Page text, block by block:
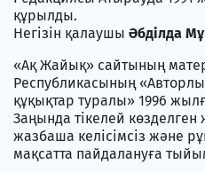
құрылды.
Негізін қалаушы Әбділда
«Ақ Жайық» сайтының
Республикасының
құқықтар туралы» 1996
Заңында тікелей
жазбаша келісімсіз және
мақсатта пайдалануға